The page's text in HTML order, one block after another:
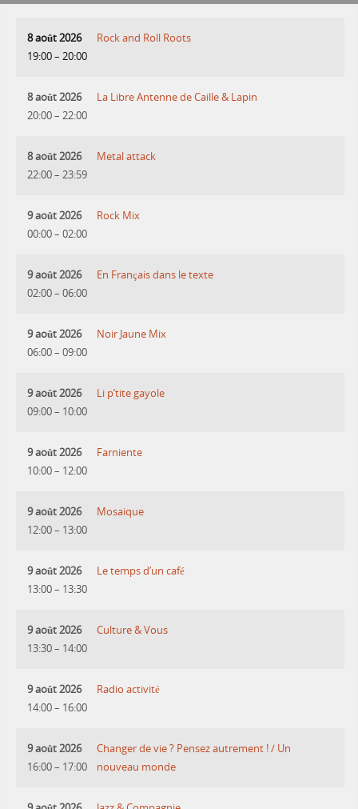
8 août 2026
19:00– 20:00
Rock and Roll Roots
8 août 2026
20:00– 22:00
La Libre Antenne de Caille & Lapin
8 août 2026
22:00– 23:59
Metal attack
9 août 2026
00:00– 02:00
Rock Mix
9 août 2026
02:00– 06:00
En Français dans le texte
9 août 2026
06:00– 09:00
Noir Jaune Mix
9 août 2026
09:00– 10:00
Li p’tite gayole
9 août 2026
10:00– 12:00
Farniente
9 août 2026
12:00– 13:00
Mosaique
9 août 2026
13:00– 13:30
Le temps d’un café
9 août 2026
13:30– 14:00
Culture & Vous
9 août 2026
14:00– 16:00
Radio activité
9 août 2026
16:00– 17:00
Changer de vie ? Pensez autrement ! / Un
nouveau monde